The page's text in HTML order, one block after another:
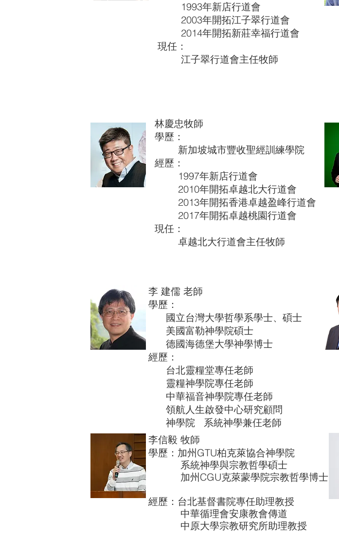
1993年新店行道會
2003年開拓江子翠行道會
2014年開拓新莊幸福行道會
現任：
江子翠行道會主任牧師
林慶忠牧師
學歷：
新加坡城市豐收聖經訓練學院
經歷：
1997年新店行道會
2010年開拓卓越北大行道會
2013年開拓香港卓越盈峰行道會
2017年開拓卓越桃園行道會
現任：
卓越北大行道會主任牧師
李 建儒 老師
學歷：
國立台灣大學哲學系學士、碩士
美國富勒神學院碩士
德國海德堡大學神學博士
經歷：
台北靈糧堂專任老師
靈糧神學院專任老師
中華福音神學院專任老師
領航人生啟發中心研究顧問
神學院 系統神學兼仼老師
李信毅 牧師
學歷：加州GTU柏克萊協合神學院
系統神學與宗教哲學碩士
加州CGU克萊蒙學院宗教哲學博士
經歷：台北基督書院專任助理教授
中華循理會安康教會傳道
中原大學宗教研究所助理教授